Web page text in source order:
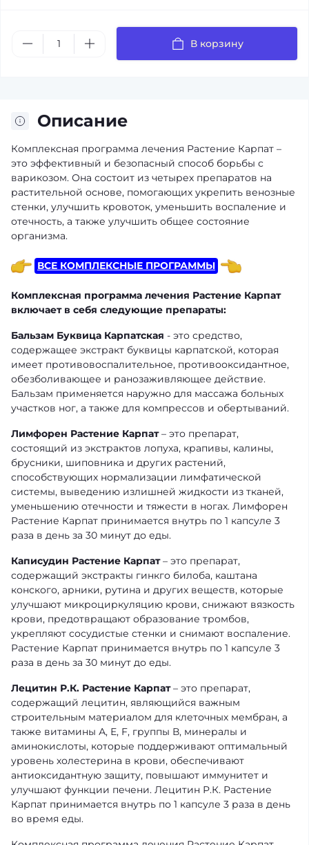
В корзину
Описание
Комплексная программа лечения Растение Карпат –
это эффективный и безопасный способ борьбы с
варикозом. Она состоит из четырех препаратов на
растительной основе, помогающих укрепить венозные
стенки, улучшить кровоток, уменьшить воспаление и
отечность, а также улучшить общее состояние
организма.
ВСЕ КОМПЛЕКСНЫЕ ПРОГРАММЫ
Комплексная программа лечения Растение Карпат
включает в себя следующие препараты:
Бальзам Буквица Карпатская - это средство,
содержащее экстракт буквицы карпатской, которая
имеет противовоспалительное, противооксидантное,
обезболивающее и ранозаживляющее действие.
Бальзам применяется наружно для массажа больных
участков ног, а также для компрессов и обертываний.
Лимфорен Растение Карпат– это препарат,
состоящий из экстрактов лопуха, крапивы, калины,
брусники, шиповника и других растений,
способствующих нормализации лимфатической
системы, выведению излишней жидкости из тканей,
уменьшению отечности и тяжести в ногах. Лимфорен
Растение Карпат принимается внутрь по 1 капсуле 3
раза в день за 30 минут до еды.
Каписудин Растение Карпат– это препарат,
содержащий экстракты гинкго билоба, каштана
конского, арники, рутина и других веществ, которые
улучшают микроциркуляцию крови, снижают вязкость
крови, предотвращают образование тромбов,
укрепляют сосудистые стенки и снимают воспаление.
Растение Карпат принимается внутрь по 1 капсуле 3
раза в день за 30 минут до еды.
Лецитин Р.К. Растение Карпат– это препарат,
содержащий лецитин, являющийся важным
строительным материалом для клеточных мембран, а
также витамины А, Е, F, группы В, минералы и
аминокислоты, которые поддерживают оптимальный
уровень холестерина в крови, обеспечивают
антиоксидантную защиту, повышают иммунитет и
улучшают функции печени. Лецитин Р.К. Растение
Карпат принимается внутрь по 1 капсуле 3 раза в день
во время еды.